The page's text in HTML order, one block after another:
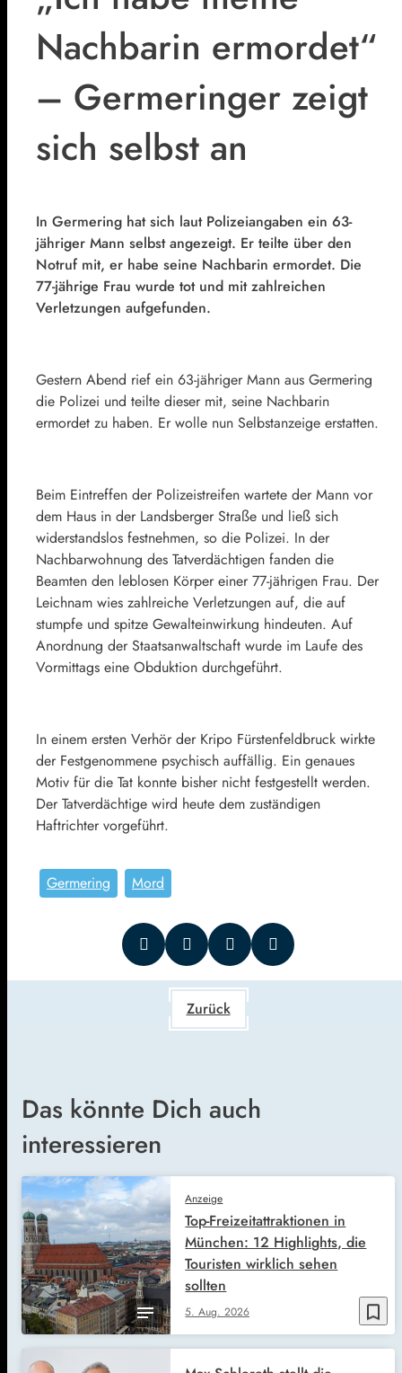
Nachbarin ermordet“
– Germeringer zeigt
sich selbst an
In Germering hat sich laut Polizeiangaben ein 63-
jähriger Mann selbst angezeigt. Er teilte über den
Notruf mit, er habe seine Nachbarin ermordet. Die
77-jährige Frau wurde tot und mit zahlreichen
Verletzungen aufgefunden.
Gestern Abend rief ein 63-jähriger Mann aus Germering
die Polizei und teilte dieser mit, seine Nachbarin
ermordet zu haben. Er wolle nun Selbstanzeige erstatten.
Beim Eintreffen der Polizeistreifen wartete der Mann vor
dem Haus in der Landsberger Straße und ließ sich
widerstandslos festnehmen, so die Polizei. In der
Nachbarwohnung des Tatverdächtigen fanden die
Beamten den leblosen Körper einer 77-jährigen Frau. Der
Leichnam wies zahlreiche Verletzungen auf, die auf
stumpfe und spitze Gewalteinwirkung hindeuten. Auf
Anordnung der Staatsanwaltschaft wurde im Laufe des
Vormittags eine Obduktion durchgeführt.
In einem ersten Verhör der Kripo Fürstenfeldbruck wirkte
der Festgenommene psychisch auffällig. Ein genaues
Motiv für die Tat konnte bisher nicht festgestellt werden.
Der Tatverdächtige wird heute dem zuständigen
Haftrichter vorgeführt.
Germering Mord
Zurück
Das könnte Dich auch
interessieren
bookmark_border
Anzeige
5. Aug. 2026
Top-Freizeitattraktionen in
München: 12 Highlights, die
Touristen wirklich sehen
sollten